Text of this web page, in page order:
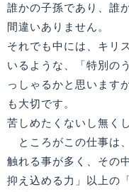
誰かの子孫であり、誰
間違いありません。
それでも中には、キリ
いるような、「特別の
っしゃるかと思います
も大切です。
苦しめたくないし無く
ところがこの仕事は
触れる事が多く、その
抑え込める力」以上の